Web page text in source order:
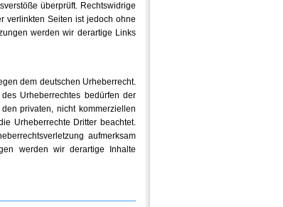
überprüft. Rechtswidrige
verlinkten Seiten ist jedoch ohne
werden wir derartige Links
dem deutschen Urheberrecht.
Urheberrechtes bedürfen der
privaten, nicht kommerziellen
Urheberrechte Dritter beachtet.
aufmerksam
werden wir derartige Inhalte